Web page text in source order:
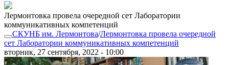
Лермонтовка провела очередной сет Лаборатории
коммуникативных компетенций
СКУНБ им. Лермонтова/Лермонтовка провела очередной
сет Лаборатории коммуникативных компетенций
вторник, 27 сентября, 2022 - 10:00